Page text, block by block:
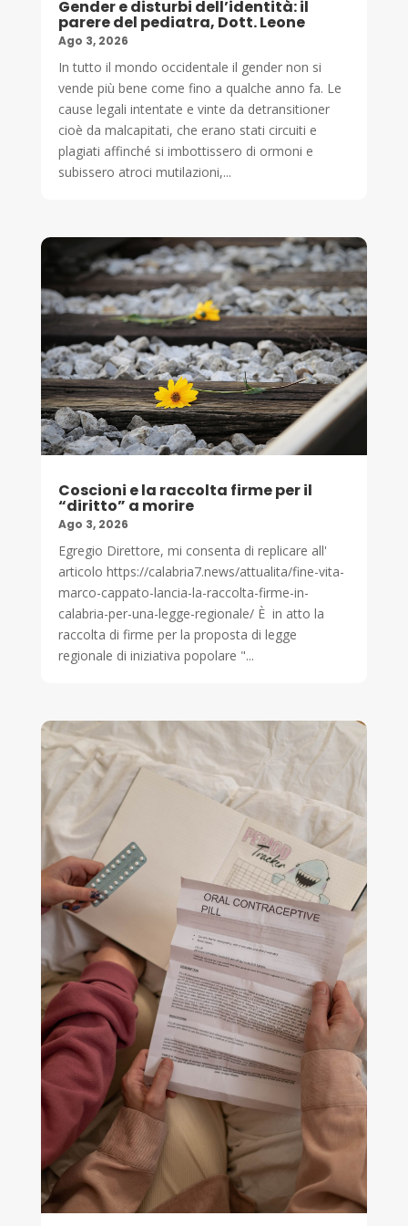
Gender e disturbi dell’identità: il
parere del pediatra, Dott. Leone
Ago 3, 2026
In tutto il mondo occidentale il gender non si
vende più bene come fino a qualche anno fa. Le
cause legali intentate e vinte da detransitioner
cioè da malcapitati, che erano stati circuiti e
plagiati affinché si imbottissero di ormoni e
subissero atroci mutilazioni,...
Coscioni e la raccolta firme per il
“diritto” a morire
Ago 3, 2026
Egregio Direttore, mi consenta di replicare all'
articolo https://calabria7.news/attualita/fine-vita-
marco-cappato-lancia-la-raccolta-firme-in-
calabria-per-una-legge-regionale/ È in atto la
raccolta di firme per la proposta di legge
regionale di iniziativa popolare "...